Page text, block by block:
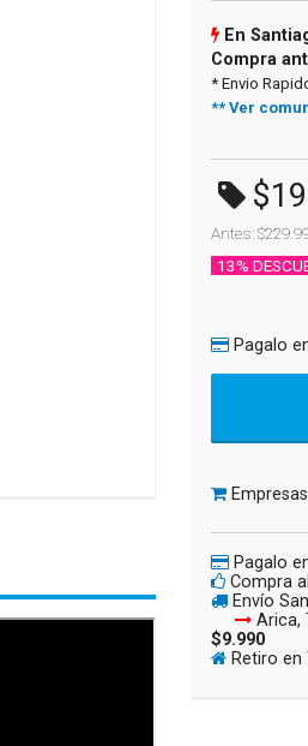
En
Compra
* Envio
** Ver
Antes:
13%
Pagalo
Pagalo
Compra
Envío
Arica,
$9.990
Retiro en